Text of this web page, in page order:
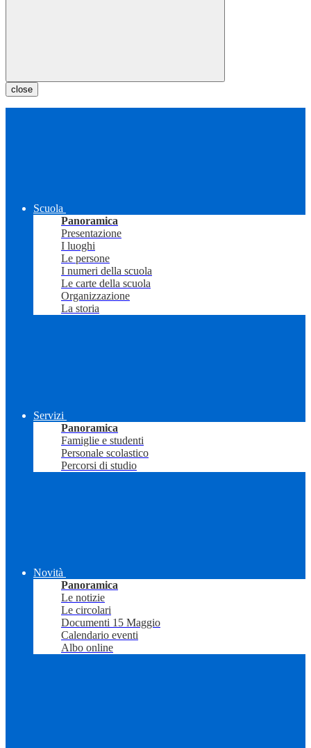
close
Scuola
Panoramica
Presentazione
I luoghi
Le persone
I numeri della scuola
Le carte della scuola
Organizzazione
La storia
Servizi
Panoramica
Famiglie e studenti
Personale scolastico
Percorsi di studio
Novità
Panoramica
Le notizie
Le circolari
Documenti 15 Maggio
Calendario eventi
Albo online